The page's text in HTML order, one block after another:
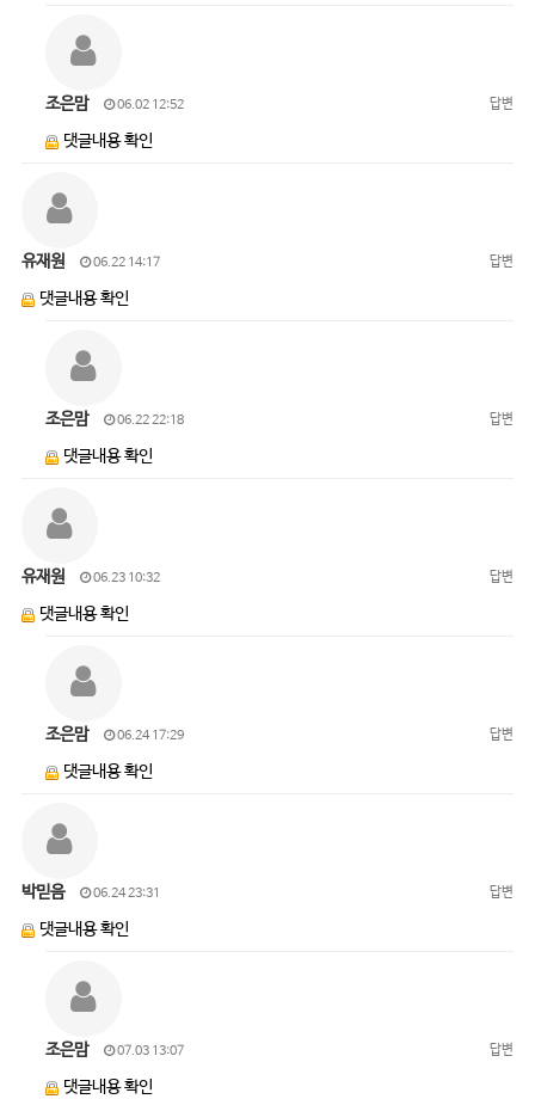
조은맘 06.02 12:52 답변
댓글내용 확인
유재원 06.22 14:17 답변
댓글내용 확인
조은맘 06.22 22:18 답변
댓글내용 확인
유재원 06.23 10:32 답변
댓글내용 확인
조은맘 06.24 17:29 답변
댓글내용 확인
박믿음 06.24 23:31 답변
댓글내용 확인
조은맘 07.03 13:07 답변
댓글내용 확인